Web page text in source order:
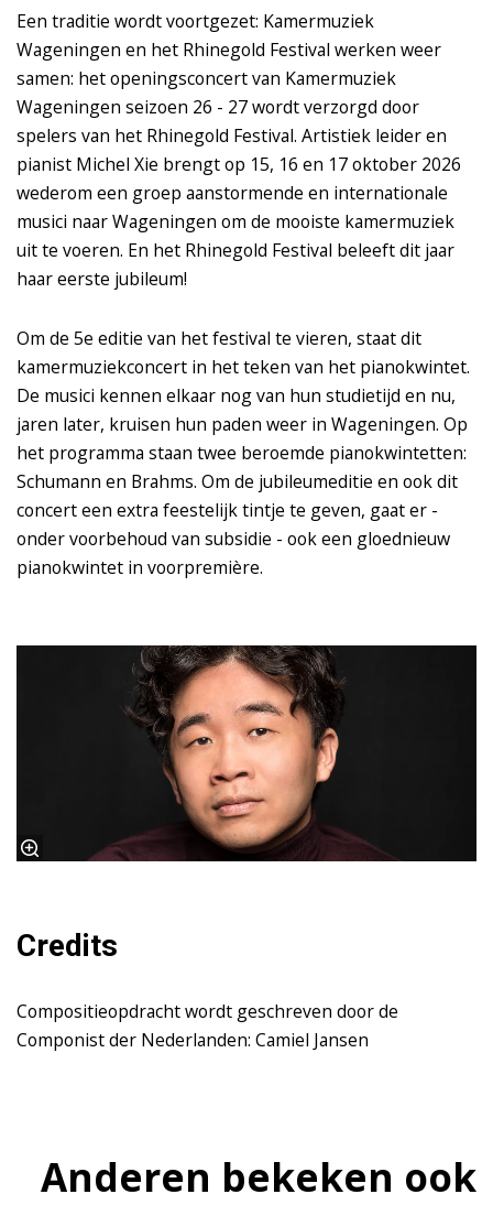
Een traditie wordt voortgezet: Kamermuziek
Wageningen en het Rhinegold Festival werken weer
samen: het openingsconcert van Kamermuziek
Wageningen seizoen 26 - 27 wordt verzorgd door
spelers van het Rhinegold Festival. Artistiek leider en
pianist Michel Xie brengt op 15, 16 en 17 oktober 2026
wederom een groep aanstormende en internationale
musici naar Wageningen om de mooiste kamermuziek
uit te voeren. En het Rhinegold Festival beleeft dit jaar
haar eerste jubileum!
Om de 5e editie van het festival te vieren, staat dit
kamermuziekconcert in het teken van het pianokwintet.
De musici kennen elkaar nog van hun studietijd en nu,
jaren later, kruisen hun paden weer in Wageningen. Op
het programma staan twee beroemde pianokwintetten:
Schumann en Brahms. Om de jubileumeditie en ook dit
concert een extra feestelijk tintje te geven, gaat er -
onder voorbehoud van subsidie - ook een gloednieuw
pianokwintet in voorpremière.
Credits
Compositieopdracht wordt geschreven door de
Componist der Nederlanden: Camiel Jansen
Anderen bekeken ook